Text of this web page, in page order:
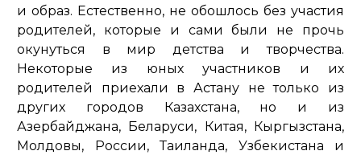
и образ. Естественно, не обошлось без участия
родителей, которые и сами были не прочь
окунуться в мир детства и творчества.
Некоторые из юных участников и их
родителей приехали в Астану не только из
других городов Казахстана, но и из
Азербайджана, Беларуси, Китая, Кыргызстана,
Молдовы, России, Таиланда, Узбекистана и